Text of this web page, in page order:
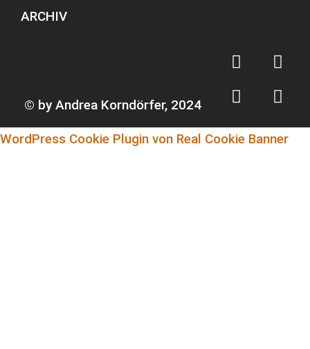
ARCHIV
© by Andrea Korndörfer, 2024
WordPress Cookie Plugin von Real Cookie Banner